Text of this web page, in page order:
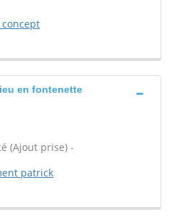
en fontenette
(Ajout prise) -
patrick